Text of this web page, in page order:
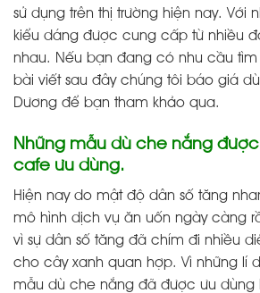
sử dụng trên thị trường hiện nay. Với
kiểu dáng được cung cấp từ nhiều
nhau. Nếu bạn đang có nhu cầu tìm
bài viết sau đây chúng tôi báo giá
Dương để bạn tham khảo qua.
Những mẫu dù che nắng
cafe ưu dùng.
Hiện nay do mật độ dân số tăng
mô hình dịch vụ ăn uốn ngày càng
vì sự dân số tăng đã chím đi nhiều
cho cây xanh quan hợp. Vì những lí
mẫu dù che nắng đã được ưu dùng